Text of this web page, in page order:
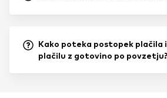
Kako poteka postopek plačila
plačilu z gotovino po povzetju?